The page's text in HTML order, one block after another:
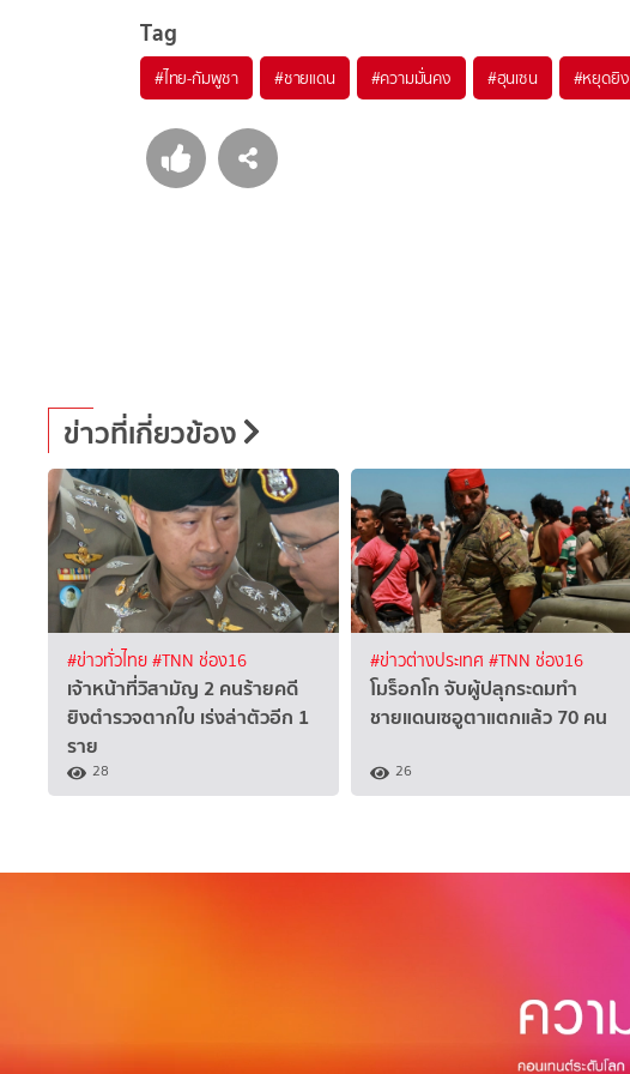
Tag
#ไทย-กัมพูชา #ชายแดน #ความมั่นคง #ฮุนเซน #หยุดยิง
ข่าวที่เกี่ยวข้อง
#ข่าวทั่วไทย#TNN ช่อง16
เจ้าหน้าที่วิสามัญ 2 คนร้ายคดี
ยิงตำรวจตากใบ เร่งล่าตัวอีก 1
ราย
28
#ข่าวต่างประเทศ #TNN ช่อง16
โมร็อกโก จับผู้ปลุกระดมทำ
ชายแดนเซอูตาแตกแล้ว 70 คน
26